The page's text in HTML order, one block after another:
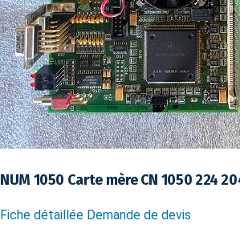
NUM 1050 Carte mère CN 1050 224
Fiche détaillée Demande de devis